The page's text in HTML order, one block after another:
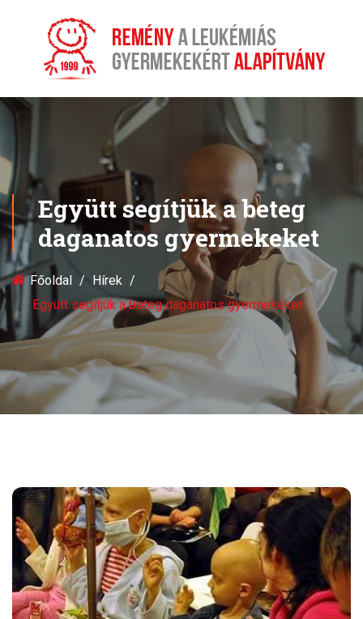
Együtt segítjük a beteg
daganatos gyermekeket
Főoldal
Hírek
Együtt segítjük a beteg daganatos gyermekeket